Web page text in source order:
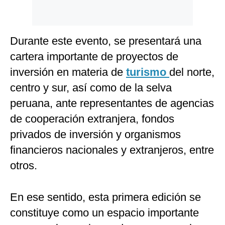
Durante este evento, se presentará una
cartera importante de proyectos de
inversión en materia de turismo del norte,
centro y sur, así como de la selva
peruana, ante representantes de agencias
de cooperación extranjera, fondos
privados de inversión y organismos
financieros nacionales y extranjeros, entre
otros.
En ese sentido, esta primera edición se
constituye como un espacio importante